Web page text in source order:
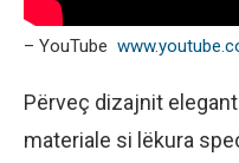
– YouTube
Përveç dizajnit
materiale si lëkura